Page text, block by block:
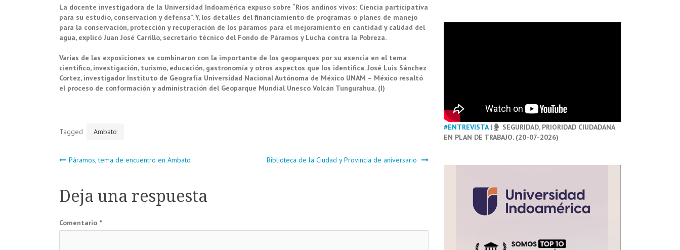
La docente investigadora de la Universidad Indoamérica expuso sobre “Ríos andinos vivos: Ciencia participativa
para su estudio, conservación y defensa”. Y, los detalles del financiamiento de programas o planes de manejo
para la conservación, protección y recuperación de los páramos para el mejoramiento en cantidad y calidad del
agua, explicó Juan José Carrillo, secretario técnico del Fondo de Páramos y Lucha contra la Pobreza.
Varias de las exposiciones se combinaron con la importante de los geoparques por su esencia en el tema
científico, investigación, turismo, educación, gastronomía y otros aspectos que los identifica. José Luis Sánchez
Cortez, investigador Instituto de Geografía Universidad Nacional Autónoma de México UNAM – México resaltó
el proceso de conformación y administración del Geoparque Mundial Unesco Volcán Tungurahua. (I)
Tagged Ambato
Navegación
de
entradas
Páramos, tema de encuentro en Ambato Biblioteca de la Ciudad y Provincia de aniversario
Deja una respuesta
Comentario *
#ENTREVISTA|
SEGURIDAD, PRIORIDAD CIUDADANA
EN PLAN DE TRABAJO. (20-07-2026)